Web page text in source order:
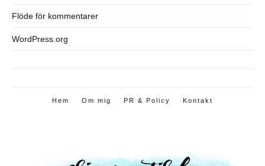
Flöde för kommentarer
WordPress.org
Hem Om mig PR & Policy Kontakt